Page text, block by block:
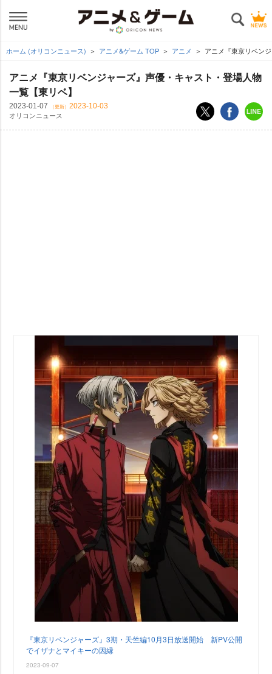
ホーム (オリコンニュース) アニメ&ゲーム TOP アニメ アニメ『東京リベン
アニメ『東京リベンジャーズ』声優・キャスト・登場人物
一覧【東リベ】
2023-01-07 （更新） 2023-10-03
オリコンニュース
『東京リベンジャーズ』3期・天竺編10月3日放送開始 新PV公開
でイザナとマイキーの因縁
2023-09-07